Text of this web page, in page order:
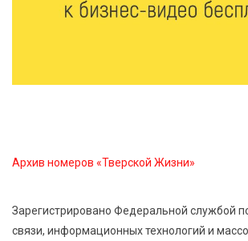
Защита с первых дней: почему так важна
вакцинация новорождённых
Архив номеров «Тверской Жизни»
Зарегистрировано Федеральной службой
связи, информационных технологий и